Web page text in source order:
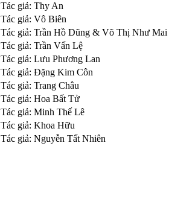
Tác giả: Thy An
Tác giả: Vô Biên
Tác giả: Trần Hồ Dũng & Võ Thị Như Mai
Tác giả: Trần Vấn Lệ
Tác giả: Lưu Phương Lan
Tác giả: Đặng Kim Côn
Tác giả: Trang Châu
Tác giả: Hoa Bất Tử
Tác giả: Minh Thế Lê
Tác giả: Khoa Hữu
Tác giả: Nguyễn Tất Nhiên